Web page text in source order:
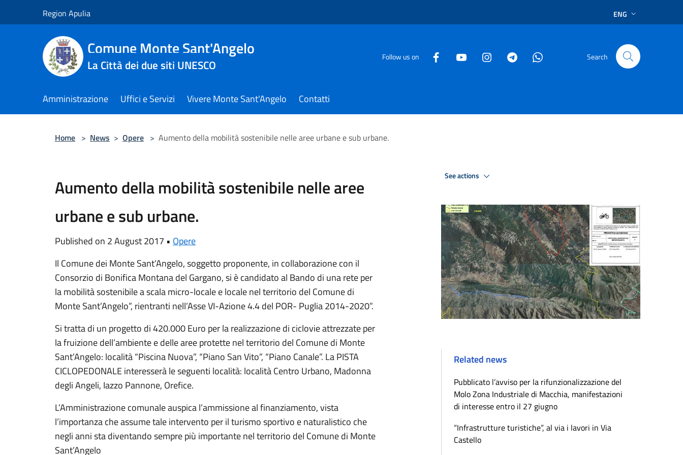
Region Apulia ENG
Comune Monte Sant'Angelo
La Città dei due siti UNESCO
Follow us on Search
Amministrazione Uffici e Servizi Vivere Monte Sant'Angelo Contatti
Home > News > Opere > Aumento della mobilità sostenibile nelle aree urbane e sub urbane.
Aumento della mobilità sostenibile nelle aree
urbane e sub urbane.
Published on 2 August 2017 • Opere
Il Comune dei Monte Sant’Angelo, soggetto proponente, in collaborazione con il
Consorzio di Bonifica Montana del Gargano, si è candidato al Bando di una rete per
la mobilità sostenibile a scala micro-locale e locale nel territorio del Comune di
Monte Sant’Angelo”, rientranti nell’Asse VI-Azione 4.4 del POR- Puglia 2014-2020”.
Si tratta di un progetto di 420.000 Euro per la realizzazione di ciclovie attrezzate per
la fruizione dell’ambiente e delle aree protette nel territorio del Comune di Monte
Sant’Angelo: località “Piscina Nuova”, “Piano San Vito”, “Piano Canale”. La PISTA
CICLOPEDONALE interesserà le seguenti località: località Centro Urbano, Madonna
degli Angeli, Iazzo Pannone, Orefice.
L’Amministrazione comunale auspica l’ammissione al finanziamento, vista
l’importanza che assume tale intervento per il turismo sportivo e naturalistico che
negli anni sta diventando sempre più importante nel territorio del Comune di Monte
Sant’Angelo
See actions
Related news
Pubblicato l’avviso per la rifunzionalizzazione del
Molo Zona Industriale di Macchia, manifestazioni
di interesse entro il 27 giugno
“Infrastrutture turistiche”, al via i lavori in Via
Castello